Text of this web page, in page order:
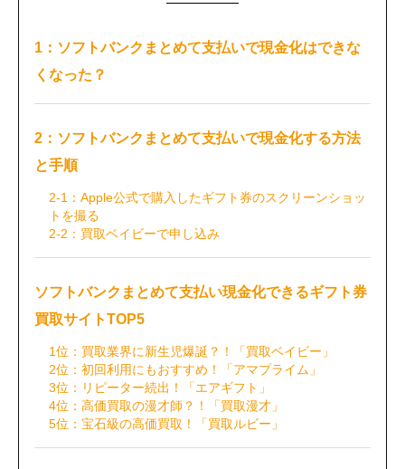
1：ソフトバンクまとめて支払いで現金化はできな
くなった？
2：ソフトバンクまとめて支払いで現金化する方法
と手順
2-1：Apple公式で購入したギフト券のスクリーンショッ
トを撮る
2-2：買取ベイビーで申し込み
ソフトバンクまとめて支払い現金化できるギフト券
買取サイトTOP5
1位：買取業界に新生児爆誕？！「買取ベイビー」
2位：初回利用にもおすすめ！「アマプライム」
3位：リピーター続出！「エアギフト」
4位：高価買取の漫才師？！「買取漫才」
5位：宝石級の高価買取！「買取ルビー」